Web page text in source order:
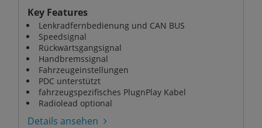
Key Features
Lenkradfernbedienung und CAN BUS
Speedsignal
Rückwärtsgangsignal
Handbremssignal
Fahrzeugeinstellungen
PDC unterstützt
fahrzeugspezifisches PlugnPlay Kabel
Radiolead optional
Details ansehen